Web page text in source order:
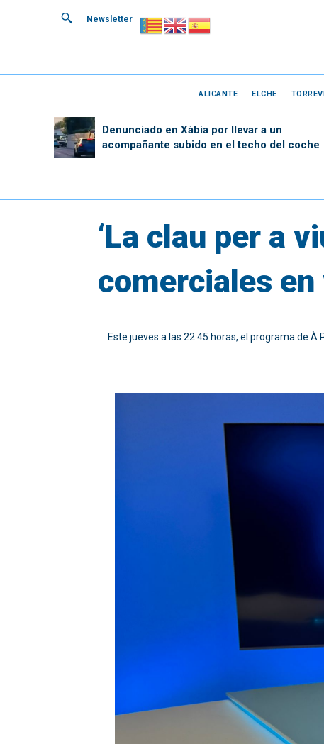
Newsletter
ALICANTE ELCHE
Denunciado en Xàbia por llevar a un
acompañante subido en el techo del coche
‘La clau per a
comerciales
Este jueves a las 22:45 horas, el programa de